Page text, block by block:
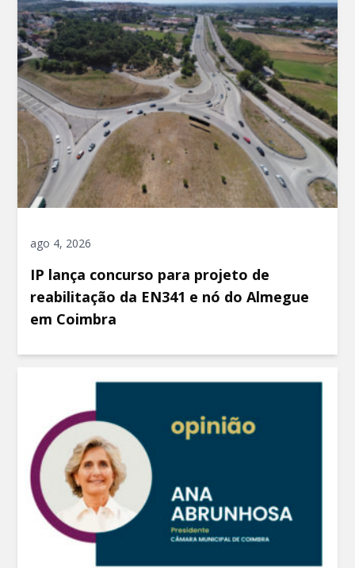
ago 4, 2026
IP lança concurso para projeto de
reabilitação da EN341 e nó do Almegue
em Coimbra